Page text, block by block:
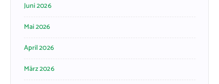
Juni 2026
Mai 2026
April 2026
März 2026